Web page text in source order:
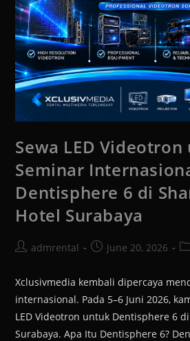
Sewa LED
Seminar
Dentisphere 6 di
Hotel Surabaya
admrental June 20, 2026
Xclusivmedia kembali dipercaya
internasional. Pada 5–6 Juni 2026,
LED Videotron untuk Dentisphere 6
Surabaya. Apa Itu Dentisphere 6?